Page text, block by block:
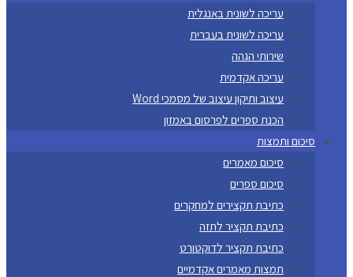
עריכה לשונית באנגלית
עריכה לשונית בעברית
שירותי הגהה
עריכה אקדמית
עיצוב ותיקון עיצוב של מסמכי Word
הכנת ספרים לפרסום באמזון
סיכום ותמצות
סיכום מאמרים
סיכום ספרים
כתיבת תקצירים למחקרים
כתיבת תקציר לתזה
כתיבת תקציר לדוקטורט
תמצות מאמרים אקדמיים